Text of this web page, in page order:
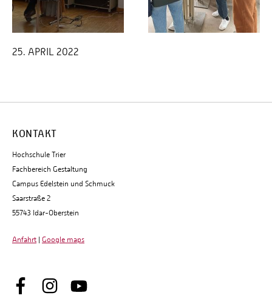
25. APRIL 2022
KONTAKT
Hochschule Trier
Fachbereich Gestaltung
Campus Edelstein und Schmuck
Saarstraße 2
55743 Idar-Oberstein
Anfahrt Google maps